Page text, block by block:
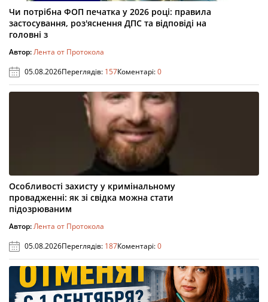
Чи потрібна ФОП печатка у 2026 році: правила
застосування, роз'яснення ДПС та відповіді на
головні з
Автор:Лента от Протокола
05.08.2026Переглядів: 157Коментарі:0
Особливості захисту у кримінальному
провадженні: як зі свідка можна стати
підозрюваним
Автор:Лента от Протокола
05.08.2026Переглядів: 187Коментарі:0